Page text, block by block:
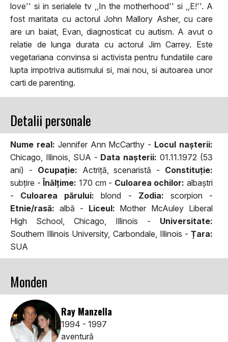
love'' si in serialele tv ,,In the motherhood'' si ,,E!''. A
fost maritata cu actorul John Mallory Asher, cu care
are un baiat, Evan, diagnosticat cu autism. A avut o
relatie de lunga durata cu actorul Jim Carrey. Este
vegetariana convinsa si activista pentru fundatiile care
lupta impotriva autismului si, mai nou, si autoarea unor
carti de parenting.
Detalii personale
Nume real: Jennifer Ann McCarthy - Locul naşterii:
Chicago, Illinois, SUA - Data naşterii: 01.11.1972 (53
ani) - Ocupaţie: Actriță, scenaristă - Constituţie:
subțire -Înălţime: 170 cm - Culoarea ochilor: albaștri
- Culoarea părului: blond - Zodia: scorpion -
Etnie/rasă: albă - Liceul: Mother McAuley Liberal
High School, Chicago, Illinois - Universitate:
Southern Illinois University, Carbondale, Illinois - Țara:
SUA
Monden
Ray Manzella
1994 - 1997
aventură